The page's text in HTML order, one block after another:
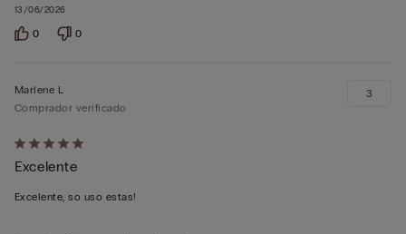
13/06/2026
0 0
Atribuiu
5
em
Marlene L
Comprador verificado
Excelente
Excelente, so uso estas!
3